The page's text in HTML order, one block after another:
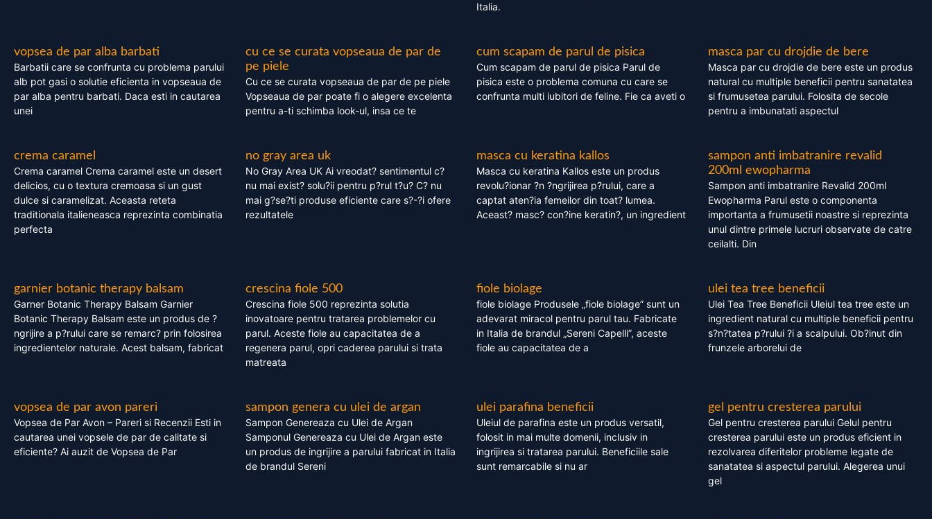
Italia.
vopsea de par alba barbati
Barbatii care se confrunta cu problema parului
alb pot gasi o solutie eficienta in vopseaua de
par alba pentru barbati. Daca esti in cautarea
unei
cu ce se curata vopseaua de par de
pe piele
Cu ce se curata vopseaua de par de pe piele
Vopseaua de par poate fi o alegere excelenta
pentru a-ti schimba look-ul, insa ce te
cum scapam de parul de pisica
Cum scapam de parul de pisica Parul de
pisica este o problema comuna cu care se
confrunta multi iubitori de feline. Fie ca aveti o
masca par cu drojdie de bere
Masca par cu drojdie de bere este un produs
natural cu multiple beneficii pentru sanatatea
si frumusetea parului. Folosita de secole
pentru a imbunatati aspectul
crema caramel
Crema caramel Crema caramel este un desert
delicios, cu o textura cremoasa si un gust
dulce si caramelizat. Aceasta reteta
traditionala italieneasca reprezinta combinatia
perfecta
no gray area uk
No Gray Area UK Ai vreodat? sentimentul c?
nu mai exist? solu?ii pentru p?rul t?u? C? nu
mai g?se?ti produse eficiente care s?-?i ofere
rezultatele
masca cu keratina kallos
Masca cu keratina Kallos este un produs
revolu?ionar ?n ?ngrijirea p?rului, care a
captat aten?ia femeilor din toat? lumea.
Aceast? masc? con?ine keratin?, un ingredient
sampon anti imbatranire revalid
200ml ewopharma
Sampon anti imbatranire Revalid 200ml
Ewopharma Parul este o componenta
importanta a frumusetii noastre si reprezinta
unul dintre primele lucruri observate de catre
ceilalti. Din
garnier botanic therapy balsam
Garner Botanic Therapy Balsam Garnier
Botanic Therapy Balsam este un produs de ?
ngrijire a p?rului care se remarc? prin folosirea
ingredientelor naturale. Acest balsam, fabricat
crescina fiole 500
Crescina fiole 500 reprezinta solutia
inovatoare pentru tratarea problemelor cu
parul. Aceste fiole au capacitatea de a
regenera parul, opri caderea parului si trata
matreata
fiole biolage
fiole biolage Produsele „fiole biolage” sunt un
adevarat miracol pentru parul tau. Fabricate
in Italia de brandul „Sereni Capelli”, aceste
fiole au capacitatea de a
ulei tea tree beneficii
Ulei Tea Tree Beneficii Uleiul tea tree este un
ingredient natural cu multiple beneficii pentru
s?n?tatea p?rului ?i a scalpului. Ob?inut din
frunzele arborelui de
vopsea de par avon pareri
Vopsea de Par Avon – Pareri si Recenzii Esti in
cautarea unei vopsele de par de calitate si
eficiente? Ai auzit de Vopsea de Par
sampon genera cu ulei de argan
Sampon Genereaza cu Ulei de Argan
Samponul Genereaza cu Ulei de Argan este
un produs de ingrijire a parului fabricat in Italia
de brandul Sereni
ulei parafina beneficii
Uleiul de parafina este un produs versatil,
folosit in mai multe domenii, inclusiv in
ingrijirea si tratarea parului. Beneficiile sale
sunt remarcabile si nu ar
gel pentru cresterea parului
Gel pentru cresterea parului Gelul pentru
cresterea parului este un produs eficient in
rezolvarea diferitelor probleme legate de
sanatatea si aspectul parului. Alegerea unui
gel